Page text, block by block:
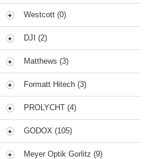
Westcott (0)
DJI (2)
Matthews (3)
Formatt Hitech (3)
PROLYCHT (4)
GODOX (105)
Meyer Optik Gorlitz (9)